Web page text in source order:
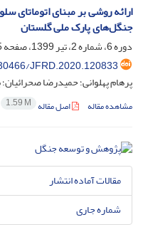
ارائه روشی بر مبنای
جنگل‌های پارک ملی گلستان‌
دوره 6، شماره 2، تیر 1399، صفحه
JFRD.2020.120833
پرهام پهلوانی؛ حمیدرضا صحرائیان؛
مشاهده مقاله اصل مقاله 1.59 M
مقالات آماده انتشار
شماره جاری